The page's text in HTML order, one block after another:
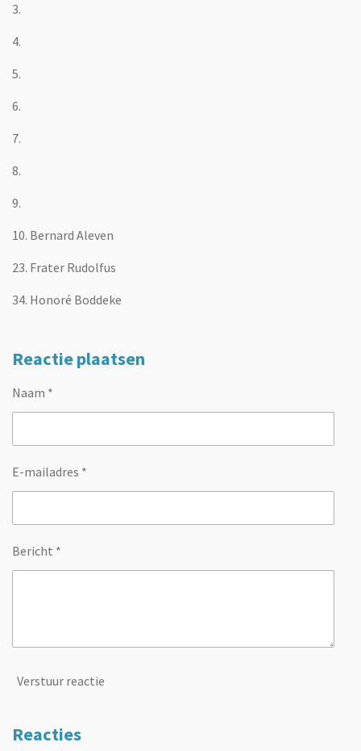
3.
4.
5.
6.
7.
8.
9.
10. Bernard Aleven
23. Frater Rudolfus
34. Honoré Boddeke
Reactie plaatsen
Naam *
E-mailadres *
Bericht *
Verstuur reactie
Reacties